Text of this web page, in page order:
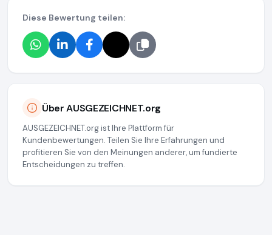
Diese Bewertung teilen:
Über AUSGEZEICHNET.org
AUSGEZEICHNET.org ist Ihre Plattform für
Kundenbewertungen. Teilen Sie Ihre Erfahrungen und
profitieren Sie von den Meinungen anderer, um fundierte
Entscheidungen zu treffen.